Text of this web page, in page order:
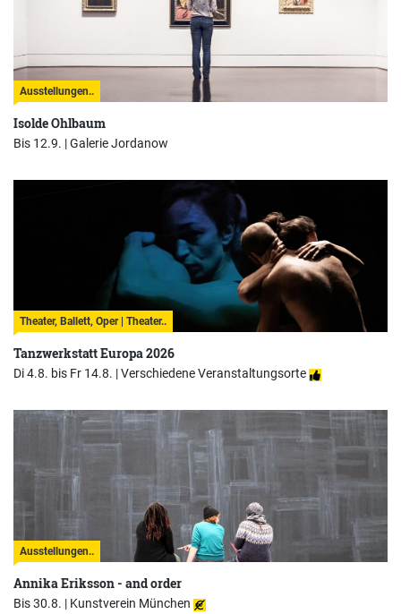
Ausstellungen..
Isolde Ohlbaum
Bis 12.9. |Galerie Jordanow
Theater, Ballett, Oper | Theater..
Tanzwerkstatt Europa 2026
Di 4.8. bis Fr 14.8. |Verschiedene Veranstaltungsorte
Ausstellungen..
Annika Eriksson - and order
Bis 30.8. | Kunstverein München